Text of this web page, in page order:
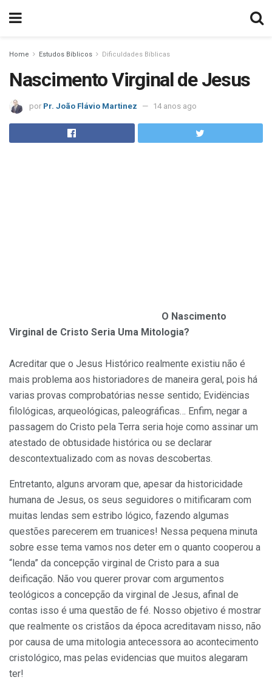
Home Estudos Bíblicos Dificuldades Bíblicas
Nascimento Virginal de Jesus
por Pr. João Flávio Martinez 14 anos ago
O Nascimento
Virginal de Cristo Seria Uma Mitologia?
Acreditar que o Jesus Histórico realmente existiu não é
mais problema aos historiadores de maneira geral, pois há
varias provas comprobatórias nesse sentido; Evidëncias
filológicas, arqueológicas, paleográficas… Enfim, negar a
passagem do Cristo pela Terra seria hoje como assinar um
atestado de obtusidade histórica ou se declarar
descontextualizado com as novas descobertas.
Entretanto, alguns arvoram que, apesar da historicidade
humana de Jesus, os seus seguidores o mitificaram com
muitas lendas sem estribo lógico, fazendo algumas
questões parecerem em truanices! Nessa pequena minuta
sobre esse tema vamos nos deter em o quanto cooperou a
“lenda” da concepção virginal de Cristo para a sua
deificação. Não vou querer provar com argumentos
teológicos a concepção da virginal de Jesus, afinal de
contas isso é uma questão de fé. Nosso objetivo é mostrar
que realmente os cristãos da época acreditavam nisso, não
por causa de uma mitologia antecessora ao acontecimento
cristológico, mas pelas evidencias que muitos alegaram
ter!